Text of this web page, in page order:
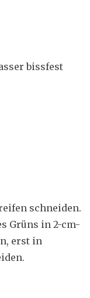
bissfest
schneiden.
Grüns in 2-cm-
erst in